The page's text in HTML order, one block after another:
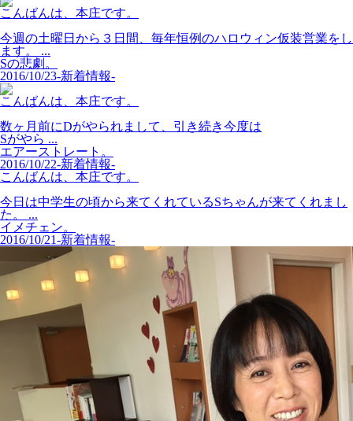
こんばんは、本庄です。
今週の土曜日から３日間、毎年恒例のハロウィン仮装営業をし
ます。 ...
Sの悲劇。
2016/10/23-新着情報-
こんばんは、本庄です。
数ヶ月前にDがやられまして、引き続き今度は
Sがやら ...
エアーストレート。
2016/10/22-新着情報-
こんばんは、本庄です。
今日は中学生の頃から来てくれているSちゃんが来てくれまし
た。 ...
イメチェン。
2016/10/21-新着情報-